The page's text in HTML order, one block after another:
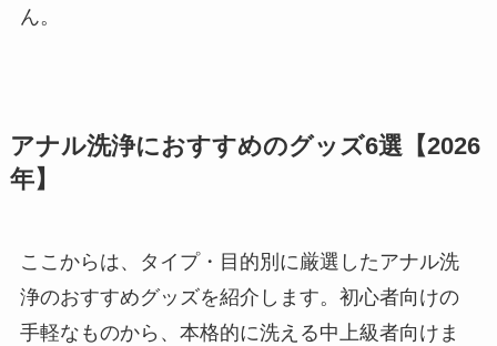
ん。
アナル洗浄におすすめのグッズ6選【2026
年】
ここからは、タイプ・目的別に厳選したアナル洗
浄のおすすめグッズを紹介します。初心者向けの
手軽なものから、本格的に洗える中上級者向けま